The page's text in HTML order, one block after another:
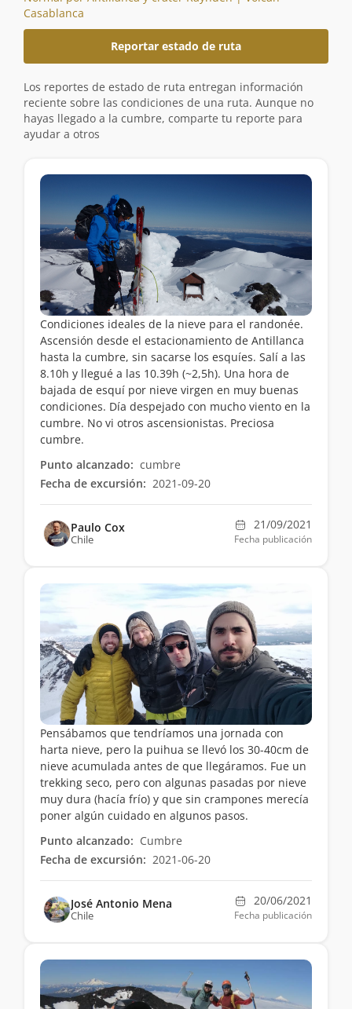
Casablanca
Reportar estado de ruta
Los reportes de estado de ruta entregan información
reciente sobre las condiciones de una ruta. Aunque no
hayas llegado a la cumbre, comparte tu reporte para
ayudar a otros
Condiciones ideales de la nieve para el randonée.
Ascensión desde el estacionamiento de Antillanca
hasta la cumbre, sin sacarse los esquíes. Salí a las
8.10h y llegué a las 10.39h (~2,5h). Una hora de
bajada de esquí por nieve virgen en muy buenas
condiciones. Día despejado con mucho viento en la
cumbre. No vi otros ascensionistas. Preciosa
cumbre.
Punto alcanzado: cumbre
Fecha de excursión: 2021-09-20
Paulo Cox
Chile
21/09/2021
Fecha publicación
Pensábamos que tendríamos una jornada con
harta nieve, pero la puihua se llevó los 30-40cm de
nieve acumulada antes de que llegáramos. Fue un
trekking seco, pero con algunas pasadas por nieve
muy dura (hacía frío) y que sin crampones merecía
poner algún cuidado en algunos pasos.
Punto alcanzado: Cumbre
Fecha de excursión: 2021-06-20
José Antonio Mena
Chile
20/06/2021
Fecha publicación